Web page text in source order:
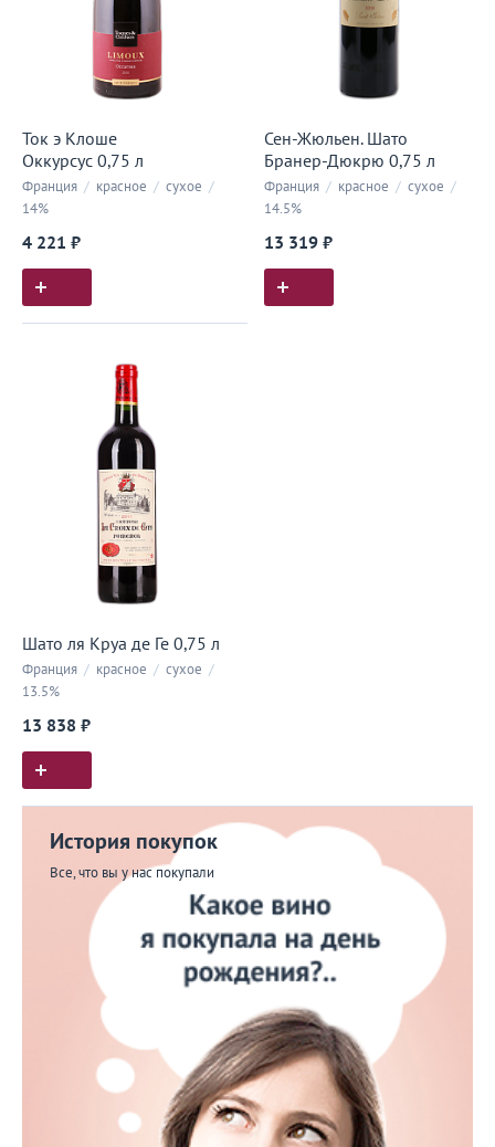
Ток э Клоше
Оккурсус 0,75 л
Франция / красное / сухое /
14%
4 221 ₽
Сен-Жюльен. Шато
Бранер-Дюкрю 0,75 л
Франция / красное / сухое /
14.5%
13 319 ₽
Шато ля Круа де Ге 0,75 л
Франция / красное / сухое /
13.5%
13 838 ₽
История покупок
Все, что вы у нас покупали